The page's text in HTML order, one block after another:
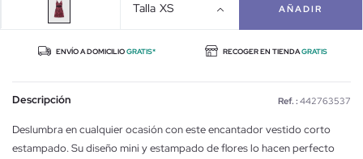
Talla XS AÑADIR
ENVÍO A DOMICILIOGRATIS* RECOGER EN TIENDAGRATIS
Descripción Ref. : 442763537
Deslumbra en cualquier ocasión con este encantador vestido corto
estampado. Su diseño mini y estampado de flores lo hacen perfecto